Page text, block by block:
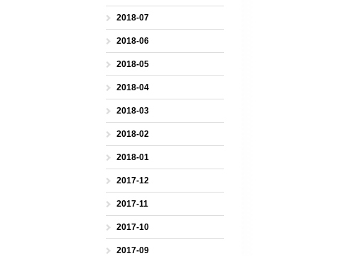
2018-07
2018-06
2018-05
2018-04
2018-03
2018-02
2018-01
2017-12
2017-11
2017-10
2017-09